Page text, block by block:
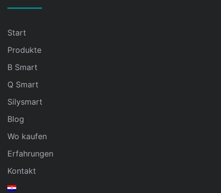
Start
Produkte
B Smart
Q Smart
Silysmart
Blog
Wo kaufen
Erfahrungen
Kontakt